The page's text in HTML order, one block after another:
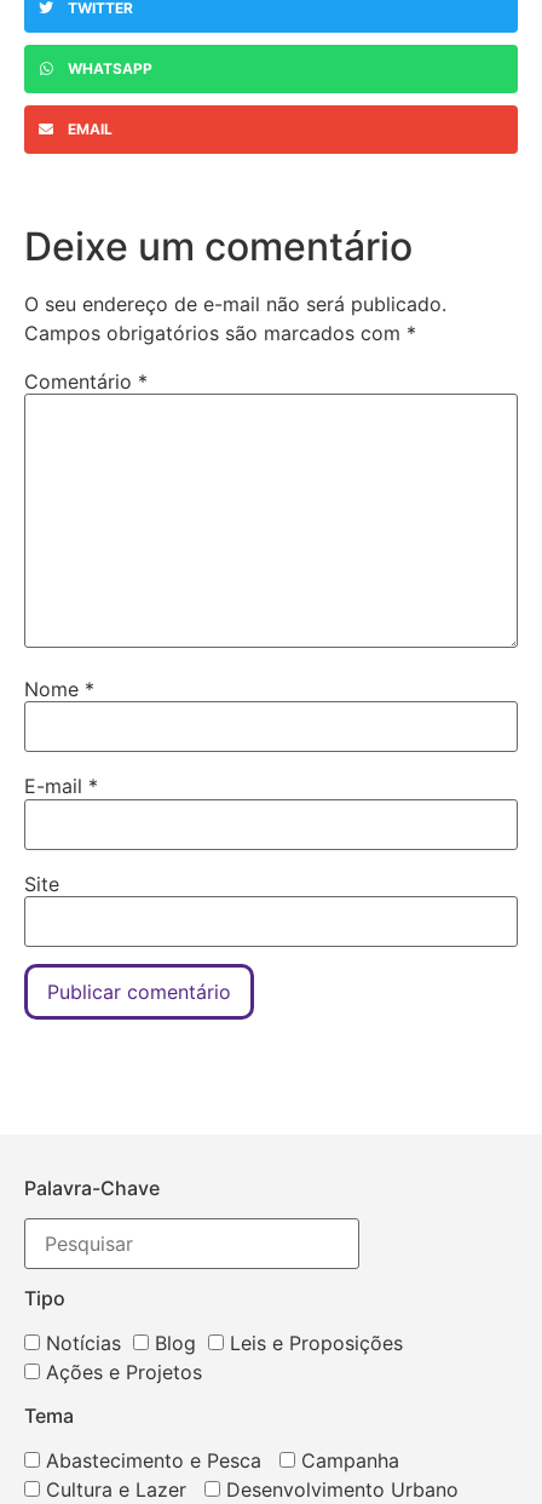
TWITTER
WHATSAPP
EMAIL
Deixe um comentário
O seu endereço de e-mail não será publicado.
Campos obrigatórios são marcados com *
Comentário *
Nome *
E-mail *
Site
Palavra-Chave
Tipo
Notícias
Blog
Leis e Proposições
Ações e Projetos
Tema
Abastecimento e Pesca
Campanha
Cultura e Lazer
Desenvolvimento Urbano